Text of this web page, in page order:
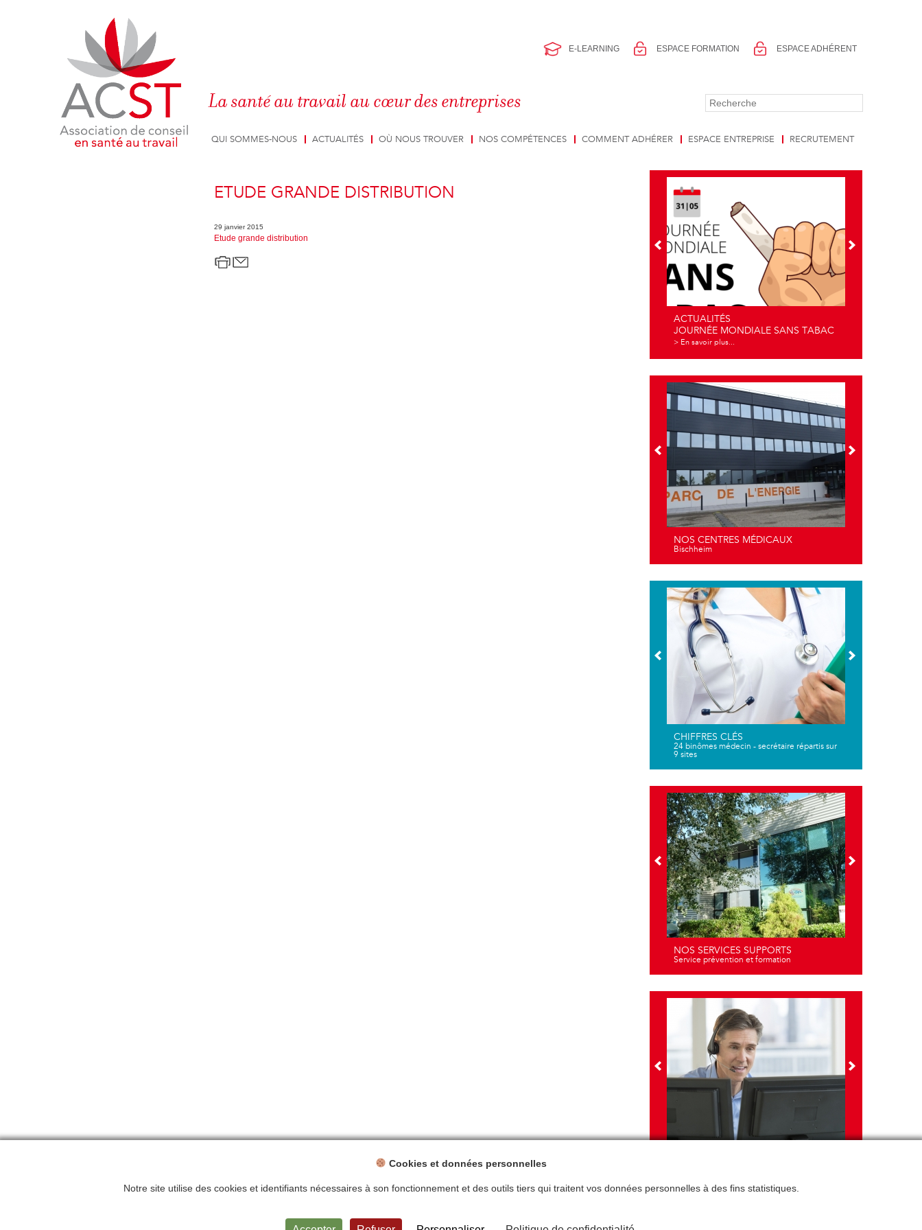
E-LEARNING ESPACE FORMATION ESPACE ADHÉRENT
La santé au travail au cœur des entreprises
QUI SOMMES-NOUS ACTUALITÉS OÙ NOUS TROUVER NOS COMPÉTENCES COMMENT ADHÉRER ESPACE ENTREPRISE RECRUTEMENT
ETUDE GRANDE DISTRIBUTION
29 janvier 2015
Etude grande distribution
ACTUALITÉS
JOURNÉE MONDIALE SANS TABAC
> En savoir plus...
NOS CENTRES MÉDICAUX
Bischheim
CHIFFRES CLÉS
24 binômes médecin - secrétaire répartis sur
9 sites
NOS SERVICES SUPPORTS
Service prévention et formation
Mentions légales Politique de confidentialité Plan du site Contact
Cookies et données personnelles
Notre site utilise des cookies et identifiants nécessaires à son fonctionnement et des outils tiers qui traitent vos données personnelles à des fins statistiques.